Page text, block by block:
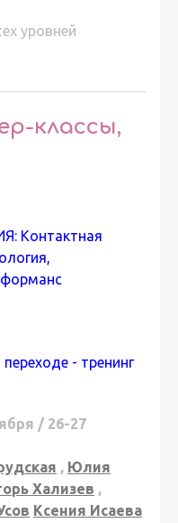
уровней
классы,
Контактная
- тренинг
/ 26-27
, Юлия
Хализев ,
Ксения Исаева